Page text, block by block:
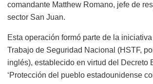
comandante Matthew Romano, jefe de
sector San Juan.
Esta operación formó parte de la
Trabajo de Seguridad Nacional (HSTF,
inglés), establecido en virtud del Decreto
‘Protección del pueblo estadounidense